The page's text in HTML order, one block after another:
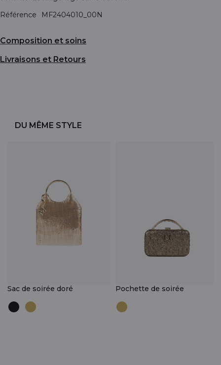
Référence
MF2404010_00N
Composition et soins
Livraisons et Retours
DU MÊME STYLE
Sac de soirée doré Pochette de soirée